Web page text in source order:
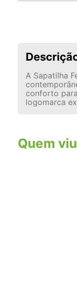
A Sapatilha
conforto
logomarca
Quem